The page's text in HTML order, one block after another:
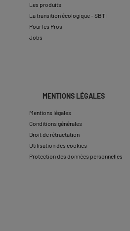
Les produits
La transition écologique - SBTI
Pour les Pros
Jobs
MENTIONS LÉGALES
Mentions légales
Conditions générales
Droit de rétractation
Utilisation des cookies
Protection des données personnelles